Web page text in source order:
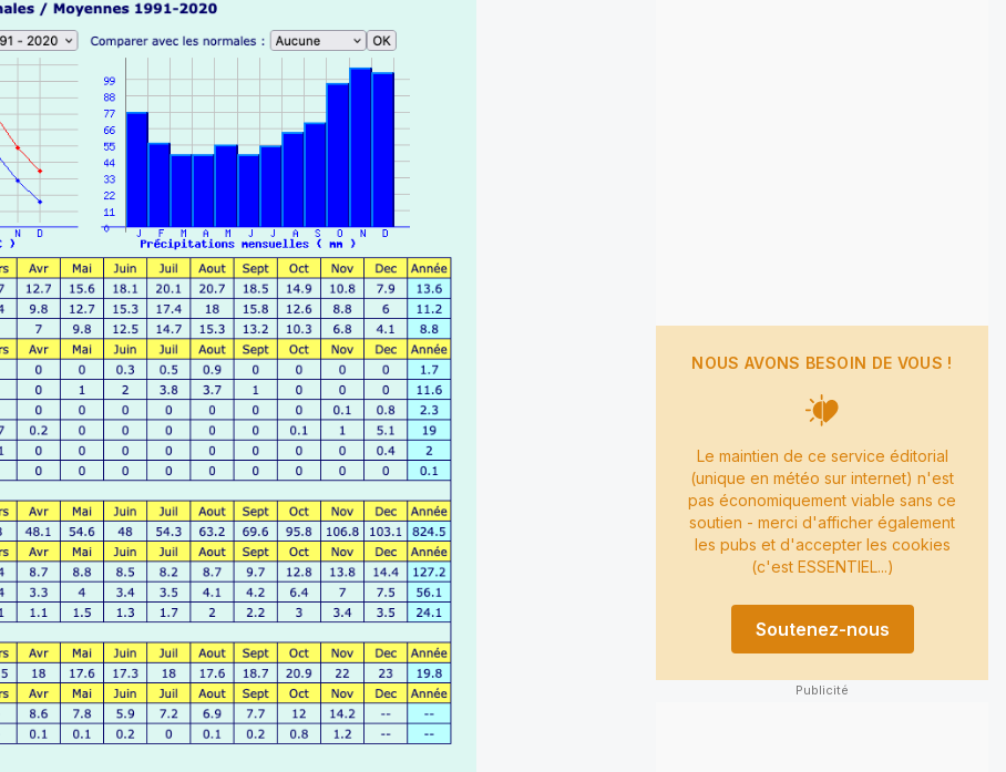
NOUS AVONS BESOIN DE VOUS !
Le maintien de ce service éditorial
(unique en météo sur internet) n'est
pas économiquement viable sans ce
soutien - merci d'afficher également
les pubs et d'accepter les cookies
(c'est ESSENTIEL...)
Soutenez-nous